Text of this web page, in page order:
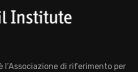
di riferimento per